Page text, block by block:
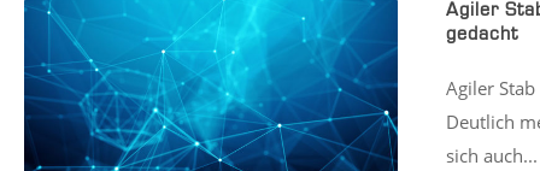
Agiler
gedacht
Agiler
Deutlich
sich